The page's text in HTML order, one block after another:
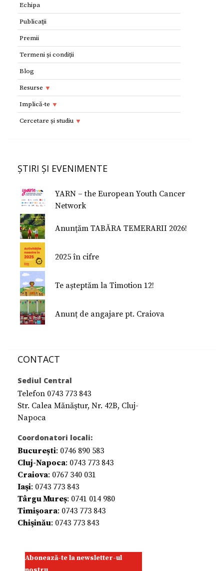
Echipa
Publicaţii
Premii
Termeni și condiții
Blog
Resurse
Resurse
Adolescenţi şi tineri
Formularul E 112
Implică-te
Implică-te
Donează
Cercetare și studiu
Conferinţe Medicale
Studiu Temerarii
Nu Mi-e Frică!
ȘTIRI ȘI EVENIMENTE
YARN – the European Youth Cancer
Network
Anunțăm TABĂRA TEMERARII 2026!
2025 în cifre
Te așteptăm la Timotion 12!
Anunț de angajare pt. Craiova
CONTACT
Sediul Central
Telefon 0743 773 843
Str. Calea Mănăştur, Nr. 42B, Cluj-
Napoca
Coordonatori locali:
București: 0746 890 583
Cluj-Napoca: 0743 773 843
Craiova: 0767 340 031
Iaşi: 0743 773 843
Târgu Mureș: 0741 014 980
Timişoara: 0743 773 843
Chişinău: 0743 773 843
Abonează-te la newsletter-ul